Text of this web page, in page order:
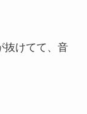
抜けてて、音